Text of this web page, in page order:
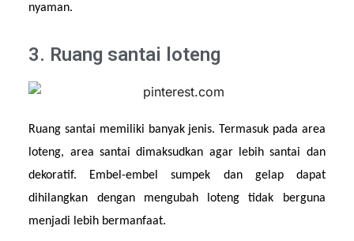
nyaman.
3. Ruang santai loteng
Ruang santai memiliki banyak jenis. Termasuk pada area
loteng, area santai dimaksudkan agar lebih santai dan
dekoratif. Embel-embel sumpek dan gelap dapat
dihilangkan dengan mengubah loteng tidak berguna
menjadi lebih bermanfaat.